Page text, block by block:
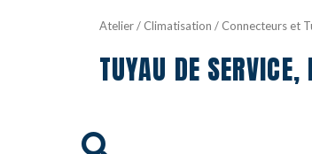
Atelier/ Climatisation / Connecteurs et
TUYAU DE